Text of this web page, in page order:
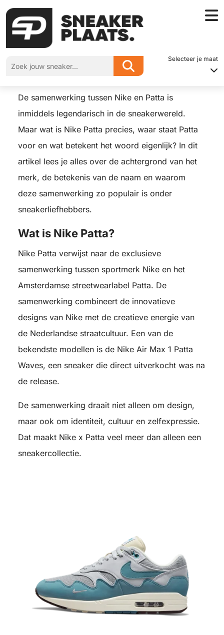
Selecteer je maat
Home»Nike x Patta
De samenwerking tussen Nike en Patta is
inmiddels legendarisch in de sneakerwereld.
Maar wat is Nike Patta precies, waar staat Patta
voor en wat betekent het woord eigenlijk? In dit
artikel lees je alles over de achtergrond van het
merk, de betekenis van de naam en waarom
deze samenwerking zo populair is onder
sneakerliefhebbers.
Wat is Nike Patta?
Nike Patta verwijst naar de exclusieve
samenwerking tussen sportmerk Nike en het
Amsterdamse streetwearlabel Patta. De
samenwerking combineert de innovatieve
designs van Nike met de creatieve energie van
de Nederlandse straatcultuur. Een van de
bekendste modellen is de Nike Air Max 1 Patta
Waves, een sneaker die direct uitverkocht was na
de release.
De samenwerking draait niet alleen om design,
maar ook om identiteit, cultuur en zelfexpressie.
Dat maakt Nike x Patta veel meer dan alleen een
sneakercollectie.